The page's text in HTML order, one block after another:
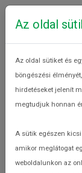
Tag:
Az
Az oldal
Az oldal sütiket és
böngészési
hirdetéseket jelenít
megtudjuk honnan
A sütik egészen
amikor meglátogat
weboldalunkon az